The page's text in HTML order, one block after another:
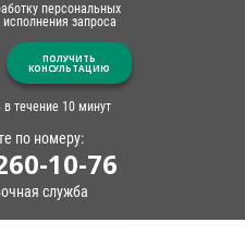
персональных
запроса
ПОЛУЧИТЬ
КОНСУЛЬТАЦИЮ
течение 10 минут
по номеру:
10-76
служба